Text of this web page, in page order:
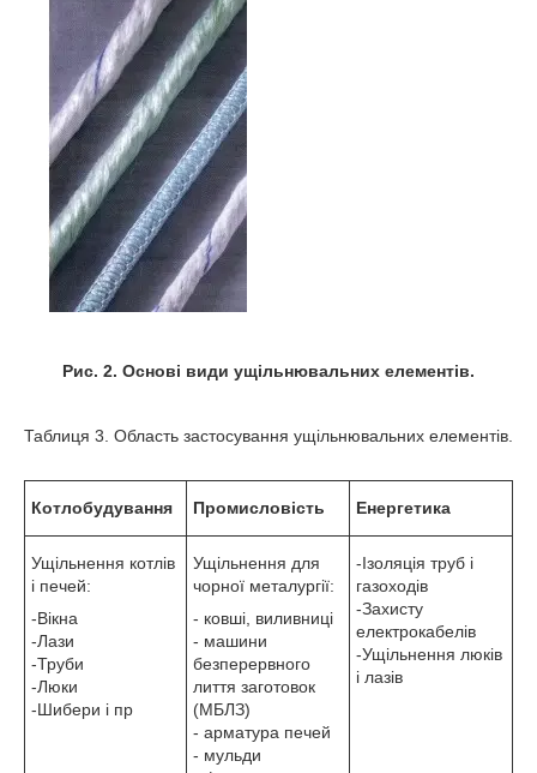
Рис. 2. Основі види ущільнювальних елементів.
Таблиця 3. Область застосування ущільнювальних елементів.
Котлобудування Промисловість Енергетика
Ущільнення котлів
і печей:
-Вікна
-Лази
-Труби
-Люки
-Шибери і пр
Ущільнення для
чорної металургії:
- ковші, виливниці
- машини
безперервного
лиття заготовок
(МБЛЗ)
- арматура печей
- мульди
-Ізоляція труб і
газоходів
-Захисту
електрокабелів
-Ущільнення люків
і лазів